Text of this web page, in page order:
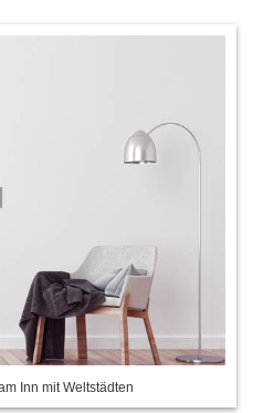
Inn mit Weltstädten